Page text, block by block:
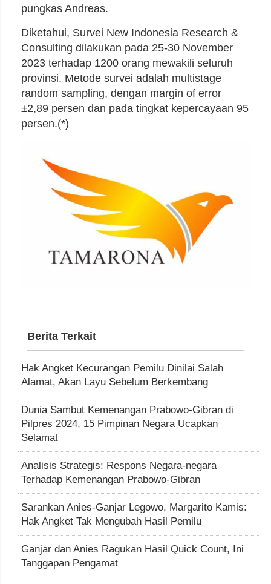
pungkas Andreas.
Diketahui, Survei New Indonesia Research &
Consulting dilakukan pada 25-30 November
2023 terhadap 1200 orang mewakili seluruh
provinsi. Metode survei adalah multistage
random sampling, dengan margin of error
±2,89 persen dan pada tingkat kepercayaan 95
persen.(*)
Berita Terkait
Hak Angket Kecurangan Pemilu Dinilai Salah
Alamat, Akan Layu Sebelum Berkembang
Dunia Sambut Kemenangan Prabowo-Gibran di
Pilpres 2024, 15 Pimpinan Negara Ucapkan
Selamat
Analisis Strategis: Respons Negara-negara
Terhadap Kemenangan Prabowo-Gibran
Sarankan Anies-Ganjar Legowo, Margarito Kamis:
Hak Angket Tak Mengubah Hasil Pemilu
Ganjar dan Anies Ragukan Hasil Quick Count, Ini
Tanggapan Pengamat